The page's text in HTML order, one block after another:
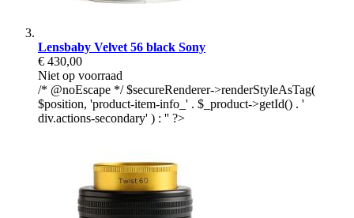
Lensbaby Velvet 56 black Sony
€ 430,00
Niet op voorraad
/* @noEscape */ $secureRenderer->renderStyleAsTag(
$position, 'product-item-info_' . $_product->getId() . '
div.actions-secondary' ) : '' ?>